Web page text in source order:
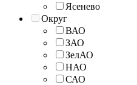
Ясенево
Округ
ВАО
ЗАО
ЗелАО
НАО
САО